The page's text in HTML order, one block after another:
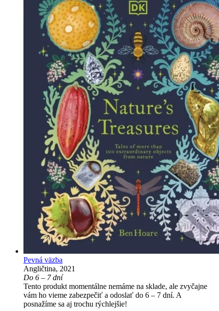
Pevná väzba
Angličtina, 2021
Do 6 – 7 dní
Tento produkt momentálne nemáme na sklade, ale zvyčajne
vám ho vieme zabezpečiť a odoslať do 6 – 7 dní. A
posnažíme sa aj trochu rýchlejšie!